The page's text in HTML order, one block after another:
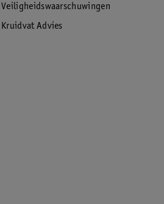
Veiligheidswaarschuwingen
Kruidvat Advies